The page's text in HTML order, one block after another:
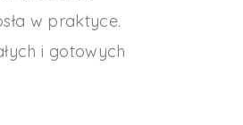
w praktyce.
i gotowych